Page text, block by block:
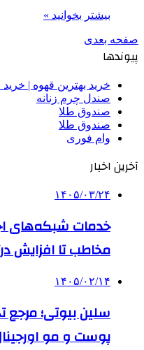
بیشتر بخوانید »
صفحه بعدی
پیوندها
خرید بهترین قهوه |
صندل چرم زنانه
صندوق طلا
صندوق طلا
وام فوری
آخرین اخبار
۱۴۰۵/۰۳/۲۴
مخاطب تا افزایش
۱۴۰۵/۰۲/۱۴
سلین بیوتی؛
پوست و مو